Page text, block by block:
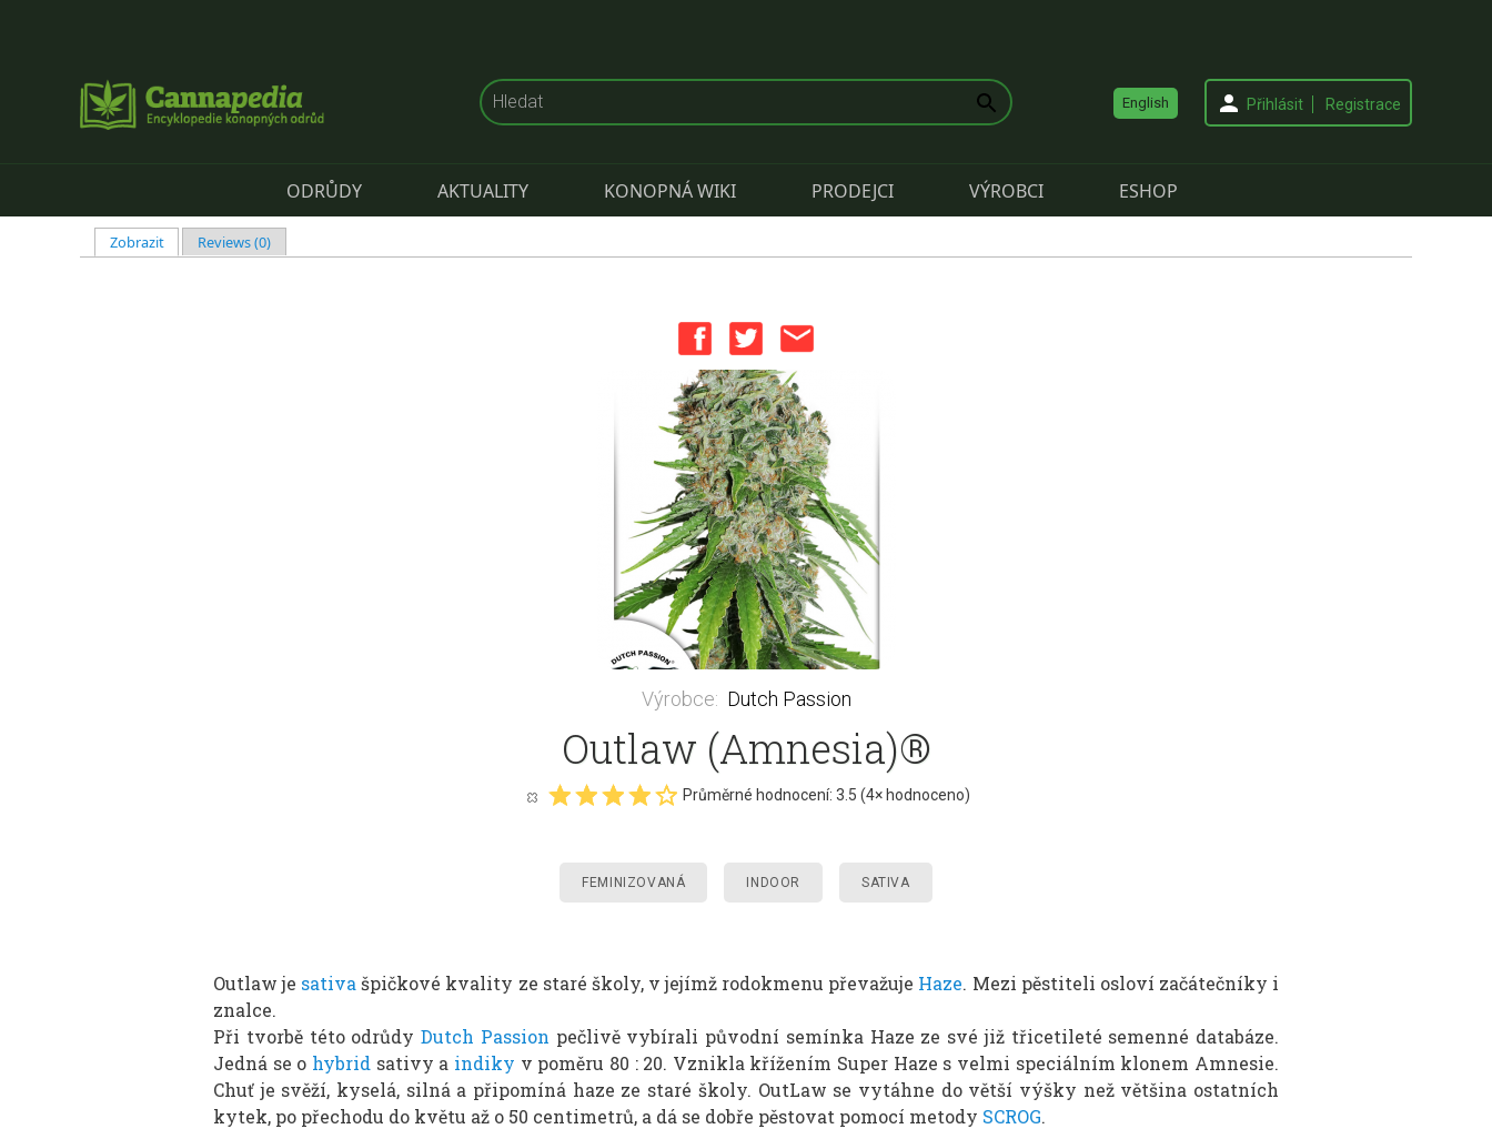
English Přihlásit Registrace
ODRŮDY AKTUALITY KONOPNÁ WIKI PRODEJCI VÝROBCI ESHOP
Hlavní záložky
Zobrazit(aktivní záložka)
Reviews (0)
Výrobce: Dutch Passion
Outlaw (Amnesia)®
Průměrné hodnocení: 3.5 (4× hodnoceno)
FEMINIZOVANÁ INDOOR SATIVA
Outlaw je sativa špičkové kvality ze staré školy, v jejímž rodokmenu převažuje Haze. Mezi pěstiteli osloví začátečníky i
znalce.
Při tvorbě této odrůdy Dutch Passion pečlivě vybírali původní semínka Haze ze své již třicetileté semenné databáze.
Jedná se o hybrid sativy a indiky v poměru 80 : 20. Vznikla křížením Super Haze s velmi speciálním klonem Amnesie.
Chuť je svěží, kyselá, silná a připomíná haze ze staré školy. OutLaw se vytáhne do větší výšky než většina ostatních
kytek, po přechodu do květu až o 50 centimetrů, a dá se dobře pěstovat pomocí metody SCROG.